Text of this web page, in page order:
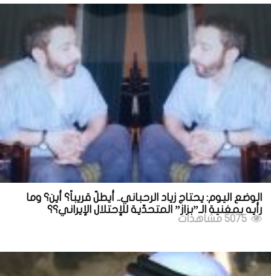
الوضع اليوم: يحتاج زياد الرحباني.. أيطلّ قريباً؟ أين؟ وما
رأيه بمغنية الـ”بزاز” المتحدّية للإحتلال الإيراني؟؟